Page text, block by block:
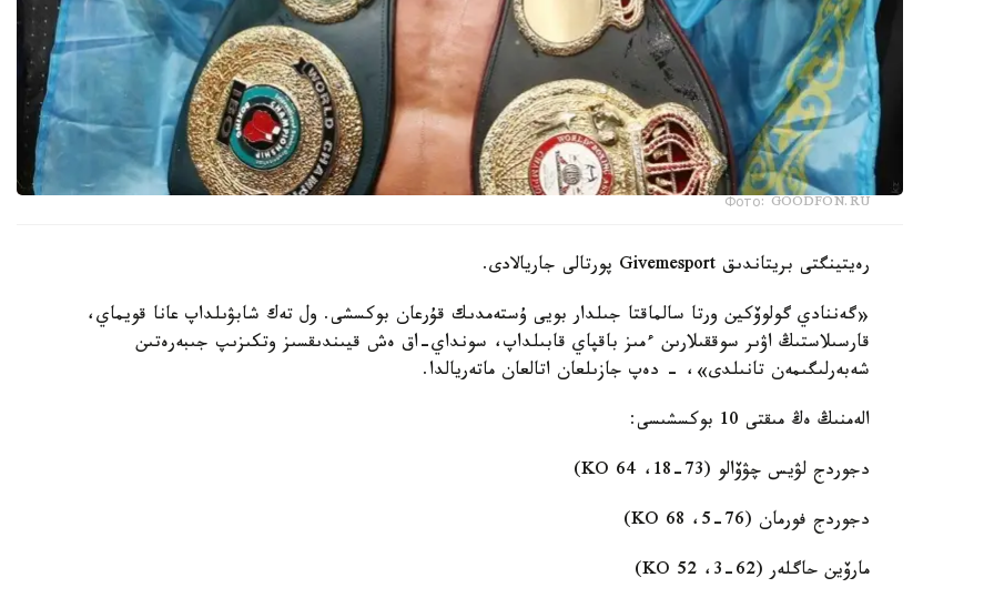
Фото: GOODFON.RU
رەيتينگتى بريتاندىق Givemesport پورتالى جاريالادى.
«گەننادي گولوۆكين ورتا سالماقتا جىلدار بويى ۇستەمدىك قۇرعان بوكسشى. ول تەك شابۋىلداپ عانا قويماي،
قارسىلاستىڭ اۋىر سوققىلارىن ءمىز باقپاي قابىلداپ، سونداي-اق ەش قيىندىقسىز وتكىزىپ جىبەرەتىن
شەبەرلىگىمەن تانىلدى»، - دەپ جازىلعان اتالعان ماتەريالدا.
الەمنىڭ ەڭ مىقتى 10 بوكسشىسى:
دجوردج لۋيس چۋۆالو (73-18، 64 KO)
دجوردج فورمان (76-5، 68 KO)
مارۆين حاگلەر (62-3، 52 KO)